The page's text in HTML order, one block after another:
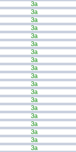
За
За
За
За
За
За
За
За
За
За
За
За
За
За
За
За
За
За
За